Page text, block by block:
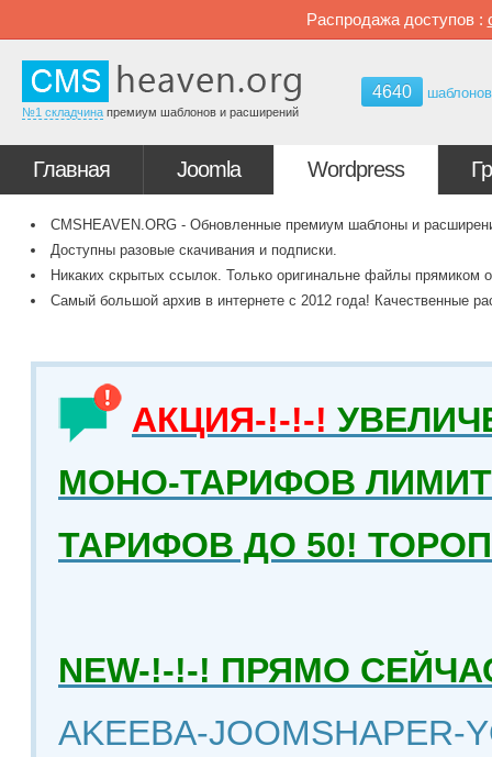
Распродажа доступов :
№1 складчина премиум шаблонов и расширений
4640 шаблонов
Главная Joomla Wordpress
CMSHEAVEN.ORG - Обновленные премиум шаблоны и
Доступны разовые скачивания и подписки.
Никаких скрытых ссылок. Только оригинальне файлы прямиком
Самый большой архив в интернете с 2012 года! Качественные
АКЦИЯ-!-!-!
МОНО-ТАРИФОВ
ТАРИФОВ ДО 50!
NEW-!-!-! ПРЯМО
AKEEBA-JOOMSHAPER-